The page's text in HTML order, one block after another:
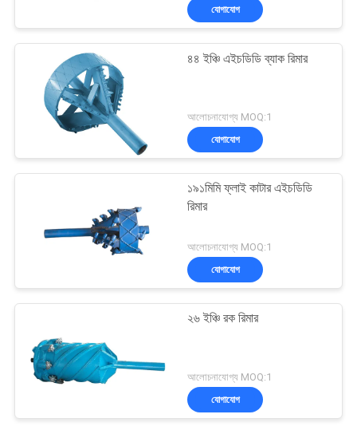
যোগাযোগ
৪৪ ইঞ্চি এইচডিডি ব্যাক রিমার
আলোচনাযোগ্য MOQ:1
যোগাযোগ
১৯১মিমি ফ্লাই কাটার এইচডিডি
রিমার
আলোচনাযোগ্য MOQ:1
যোগাযোগ
২৬ ইঞ্চি রক রিমার
আলোচনাযোগ্য MOQ:1
যোগাযোগ